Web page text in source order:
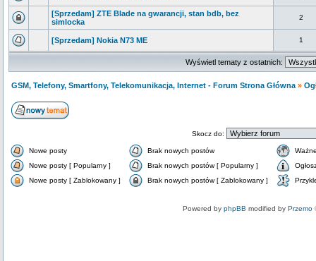
[Sprzedam] ZTE Blade na gwarancji, stan bdb, bez
simlocka
2
[Sprzedam] Nokia N73 ME 1
Wyświetl tematy z ostatnich:
GSM, Telefony, Smartfony, Telekomunikacja, Internet - Forum Strona Główna »
Skocz do:
Nowe posty Brak nowych postów
Nowe posty [ Popularny ]
Brak nowych postów [ Popularny ]
Nowe posty [ Zablokowany ]
Brak nowych postów [ Zablokowany ]
Powered by phpBB modified by Przemo